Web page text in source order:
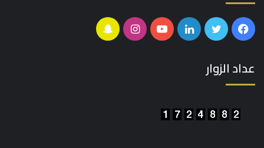
فيسبوكتويتر لينكدإنيوتيوبانستقرامسناب
عداد الزوار